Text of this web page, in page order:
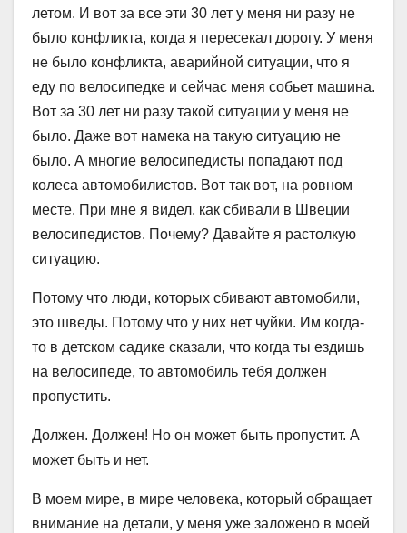
летом. И вот за все эти 30 лет у меня ни разу не
было конфликта, когда я пересекал дорогу. У меня
не было конфликта, аварийной ситуации, что я
еду по велосипедке и сейчас меня собьет машина.
Вот за 30 лет ни разу такой ситуации у меня не
было. Даже вот намека на такую ситуацию не
было. А многие велосипедисты попадают под
колеса автомобилистов. Вот так вот, на ровном
месте. При мне я видел, как сбивали в Швеции
велосипедистов. Почему? Давайте я растолкую
ситуацию.
Потому что люди, которых сбивают автомобили,
это шведы. Потому что у них нет чуйки. Им когда-
то в детском садике сказали, что когда ты ездишь
на велосипеде, то автомобиль тебя должен
пропустить.
Должен. Должен! Но он может быть пропустит. А
может быть и нет.
В моем мире, в мире человека, который обращает
внимание на детали, у меня уже заложено в моей